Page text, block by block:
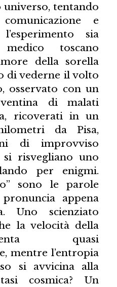
universo, tentando
e
sia
toscano
della sorella
di vederne il volto
osservato con un
di malati
ricoverati in un
da Pisa,
di improvviso
risvegliano uno
per enigmi.
sono le parole
appena
Uno scienziato
la velocità della
quasi
mentre l’entropia
si avvicina alla
cosmica? Un